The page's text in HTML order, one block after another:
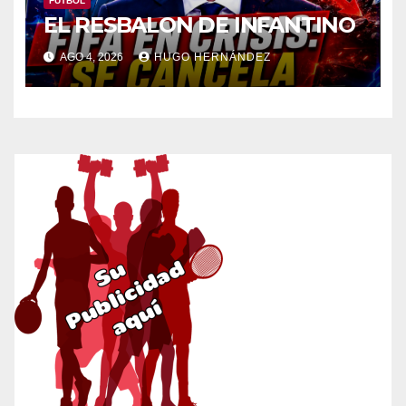
EL RESBALON DE INFANTINO
AGO 4, 2026 HUGO HERNÁNDEZ